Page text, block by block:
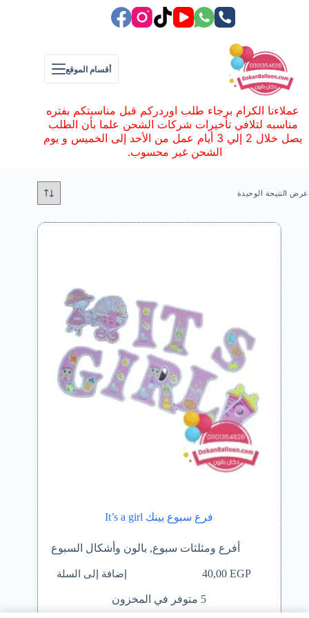
أقسام الموقع
عملاءنا الكرام برجاء طلب اوردركم قبل مناسبتكم بفتره
مناسبه لتلافي تأخيرات شركات الشحن علما بأن الطلب
يصل خلال 2 إلي 3 أيام عمل من الأحد إلى الخميس و يوم
الشحن غير محسوب.
عرض النتيجة الوحيدة
فرع سبوع بينك It’s a girl
أفرع ومثلثات سبوع, بالون وأشكال السبوع
40,00EGP إضافة إلى السلة
5 متوفر في المخزون